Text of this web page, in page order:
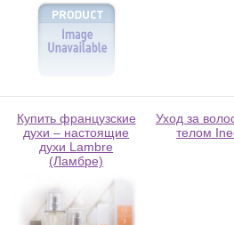
Купить французские
духи – настоящие
духи Lambre
(Ламбре)
Уход за
телом